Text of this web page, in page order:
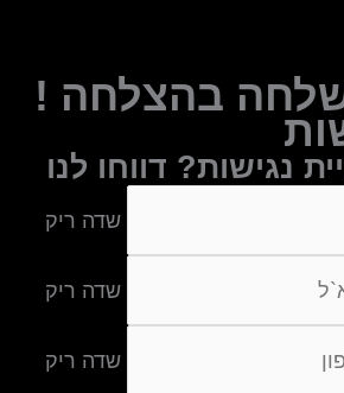
בהצלחה !
נגישות? דווחו לנו
שדה ריק
שדה ריק
שדה ריק